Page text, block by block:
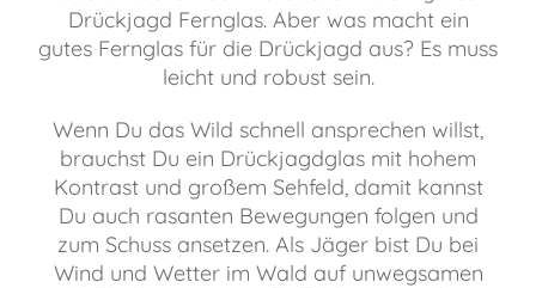
Drückjagd Fernglas. Aber was macht ein
gutes Fernglas für die Drückjagd aus? Es muss
leicht und robust sein.
Wenn Du das Wild schnell ansprechen willst,
brauchst Du ein Drückjagdglas mit hohem
Kontrast und großem Sehfeld, damit kannst
Du auch rasanten Bewegungen folgen und
zum Schuss ansetzen. Als Jäger bist Du bei
Wind und Wetter im Wald auf unwegsamen